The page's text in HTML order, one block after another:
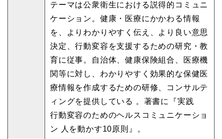
テーマは公衆衛生における説得的コミュニ
ケーション。健康・医療にかかわる情報
を、よりわかりやすく伝え、より良い意思
決定、行動変容を支援するための研究・教
育に従事。自治体、健康保険組合、医療機
関等に対し、わかりやすく効果的な保健医
療情報を作成するための研修、コンサルテ
ィングを提供している 。著書に『実践
行動変容のためのヘルスコミュニケーショ
ン 人を動かす10原則』。